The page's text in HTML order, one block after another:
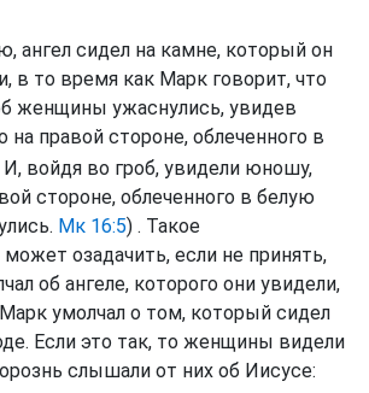
ангел сидел на камне, который он
в то время как Марк говорит, что
женщины ужаснулись, увидев
правой стороне, облеченного в
И, войдя во гроб, увидели юношу,
стороне, облеченного в белую
Мк 16:5) . Такое
озадачить, если не принять,
об ангеле, которого они увидели,
умолчал о том, который сидел
Если это так, то женщины видели
слышали от них об Иисусе: